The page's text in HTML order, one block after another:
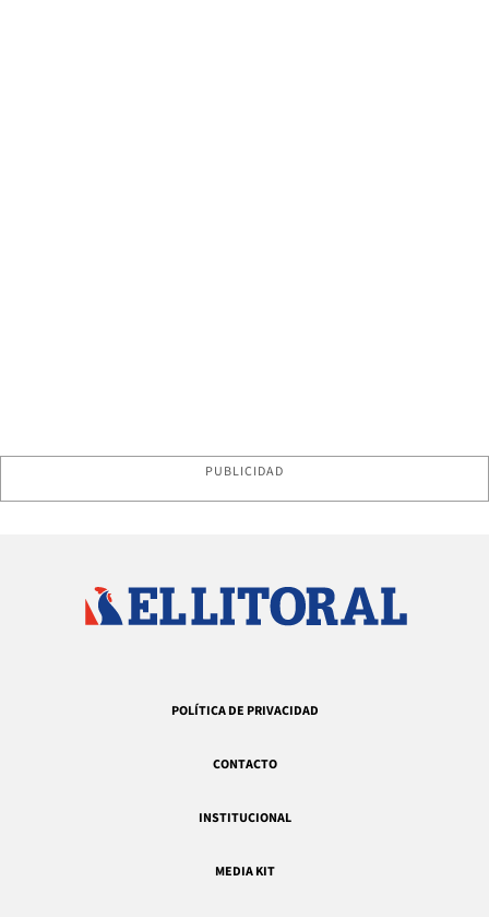
PUBLICIDAD
POLÍTICA DE PRIVACIDAD
CONTACTO
INSTITUCIONAL
MEDIA KIT